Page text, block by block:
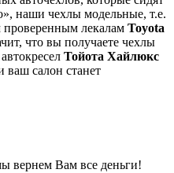
наши чехлы модельные, т.е.
лекалам Toyota
что вы получаете чехлы
Тойота Хайлюкс
ваш салон станет
вернем Вам все деньги!